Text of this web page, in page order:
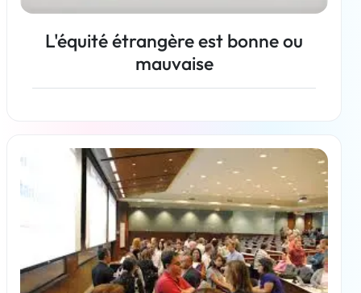
L'équité étrangère est bonne ou
mauvaise
En savoir plus